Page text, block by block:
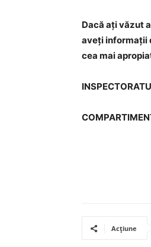
Dacă ați văzut
aveți informații
cea mai
Acțiune